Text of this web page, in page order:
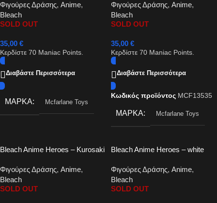
Φιγούρες Δράσης, Anime,
Bleach
SOLD OUT
35,00 €
Κερδίστε 70 Maniac Points.
Διαβάστε Περισσότερα
ΜΆΡΚΑ Mcfarlane Toys
Figure 16cm
Φιγούρες Δράσης, Anime,
Bleach
SOLD OUT
35,00 €
Κερδίστε 70 Maniac Points.
Διαβάστε Περισσότερα
Κωδικός προϊόντος MCF13535
ΜΆΡΚΑ Mcfarlane Toys
Bleach Anime Heroes – Kurosaki
Φιγούρες Δράσης, Anime,
Bleach
SOLD OUT
Bleach Anime Heroes – white
17cm
Φιγούρες Δράσης, Anime,
Bleach
SOLD OUT